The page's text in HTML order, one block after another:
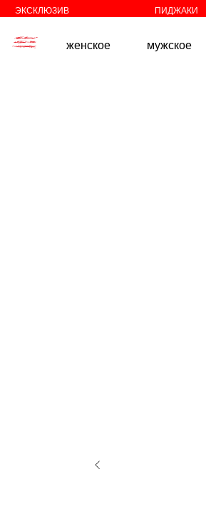
женское мужское
ЭКСКЛЮЗИВ ПИДЖАКИ